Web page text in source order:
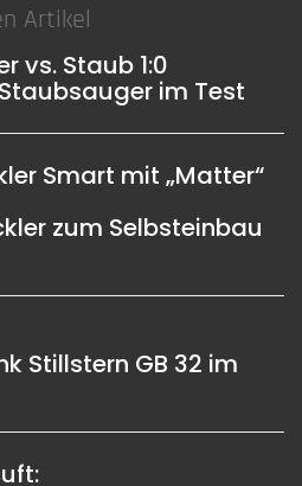
Artikel
vs. Staub 1:0
im Test
Smart mit „Matter“
zum Selbsteinbau
Stillstern GB 32 im